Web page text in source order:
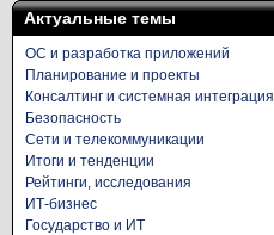
Актуальные темы
ОС и разработка приложений
Планирование и проекты
Консалтинг и системная интеграция
Безопасность
Сети и телекоммуникации
Итоги и тенденции
Рейтинги, исследования
ИТ-бизнес
Государство и ИТ